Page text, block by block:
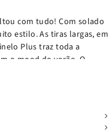
com tudo! Com solado
estilo. As tiras largas, em
Plus traz toda a
o mood do verão. O
ou até mesmo no rolê!